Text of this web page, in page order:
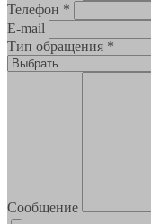
Телефон *
E-mail
Тип обращения *
Сообщение